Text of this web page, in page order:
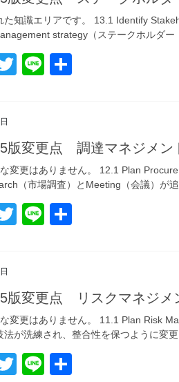
た知識エリアです。 13.1 Identify
strategy（ステークホルダ
T
Li
版変更点 調達マネジメン
変更はありません。 12.1 Plan
（市場調査）とMeeting（会議）が
T
Li
版変更点 リスクマネジメ
変更はありません。 11.1 Plan Risk
が洗練され、整合性を保つように変更
T
Li